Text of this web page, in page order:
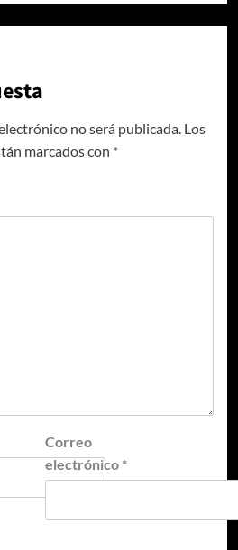
no será publicada. Los
marcados con *
Correo
electrónico *